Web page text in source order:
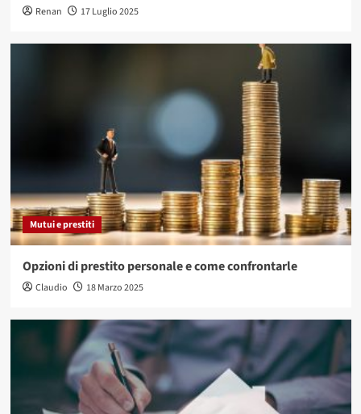
Renan 17 Luglio 2025
Mutui e prestiti
Opzioni di prestito personale e come confrontarle
Claudio 18 Marzo 2025